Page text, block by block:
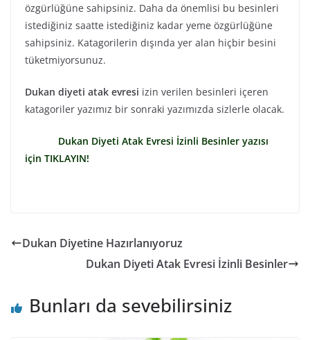
özgürlüğüne sahipsiniz. Daha da önemlisi bu besinleri
istediğiniz saatte istediğiniz kadar yeme özgürlüğüne
sahipsiniz. Katagorilerin dışında yer alan hiçbir besini
tüketmiyorsunuz.
Dukan diyeti atak evresi izin verilen besinleri içeren
katagoriler yazımız bir sonraki yazımızda sizlerle olacak.
Dukan Diyeti Atak Evresi İzinli Besinler yazısı
için TIKLAYIN!
Dukan Diyetine Hazırlanıyoruz
Dukan Diyeti Atak Evresi İzinli Besinler
Bunları da sevebilirsiniz